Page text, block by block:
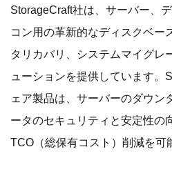
StorageCraft社は、サーバー、
コン用の革新的なディスクベー
タリカバリ、システムマイグレ
ューションを提供しています。
ェア製品は、サーバーのダウン
ータのセキュリティと安定性の
TCO（総保有コスト）削減を可